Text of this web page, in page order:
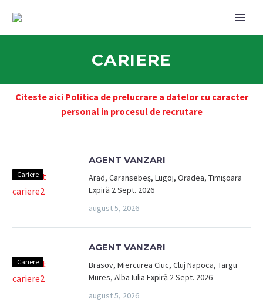
CARIERE
Citeste aici Politica de prelucrare a datelor cu caracter
personal in procesul de recrutare
Cariere
AGENT VANZARI
Arad, Caransebeș, Lugoj, Oradea, Timișoara
Expiră 2 Sept. 2026
august 5, 2026
Cariere
AGENT VANZARI
Brasov, Miercurea Ciuc, Cluj Napoca, Targu
Mures, Alba Iulia Expiră 2 Sept. 2026
august 5, 2026